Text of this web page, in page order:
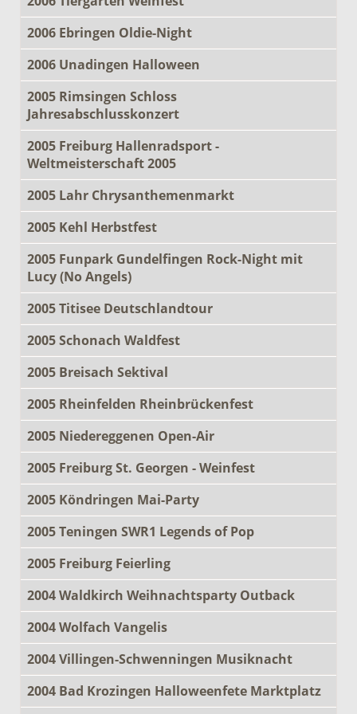
2006 Ebringen Oldie-Night
2006 Unadingen Halloween
2005 Rimsingen Schloss
Jahresabschlusskonzert
2005 Freiburg Hallenradsport -
Weltmeisterschaft 2005
2005 Lahr Chrysanthemenmarkt
2005 Kehl Herbstfest
2005 Funpark Gundelfingen Rock-Night mit
Lucy (No Angels)
2005 Titisee Deutschlandtour
2005 Schonach Waldfest
2005 Breisach Sektival
2005 Rheinfelden Rheinbrückenfest
2005 Niedereggenen Open-Air
2005 Freiburg St. Georgen - Weinfest
2005 Köndringen Mai-Party
2005 Teningen SWR1 Legends of Pop
2005 Freiburg Feierling
2004 Waldkirch Weihnachtsparty Outback
2004 Wolfach Vangelis
2004 Villingen-Schwenningen Musiknacht
2004 Bad Krozingen Halloweenfete Marktplatz